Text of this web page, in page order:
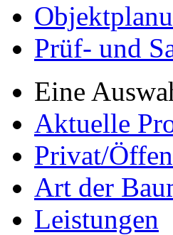
Prüf- und
Eine
Aktuelle
Privat/
Art der
Leistungen